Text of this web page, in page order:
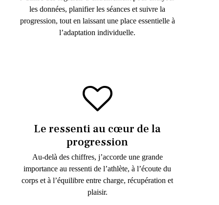
les données, planifier les séances et suivre la
progression, tout en laissant une place essentielle à
l’adaptation individuelle.
Le ressenti au cœur de la
progression
Au-delà des chiffres, j’accorde une grande
importance au ressenti de l’athlète, à l’écoute du
corps et à l’équilibre entre charge, récupération et
plaisir.